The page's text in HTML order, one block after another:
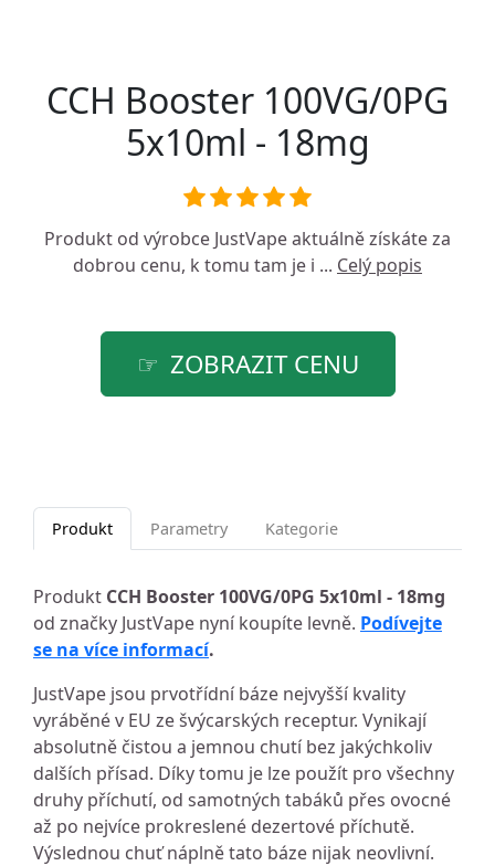
CCH Booster 100VG/0PG
5x10ml - 18mg
Produkt od výrobce JustVapeaktuálně získáte za
dobrou cenu, k tomu tam je i ... Celý popis
ZOBRAZIT CENU
Produkt Parametry Kategorie
Produkt CCH Booster 100VG/0PG 5x10ml - 18mg
od značky JustVape nyní koupíte levně. Podívejte
se na více informací.
JustVape jsou prvotřídní báze nejvyšší kvality
vyráběné v EU ze švýcarských receptur. Vynikají
absolutně čistou a jemnou chutí bez jakýchkoliv
dalších přísad. Díky tomu je lze použít pro všechny
druhy příchutí, od samotných tabáků přes ovocné
až po nejvíce prokreslené dezertové příchutě.
Výslednou chuť náplně tato báze nijak neovlivní.